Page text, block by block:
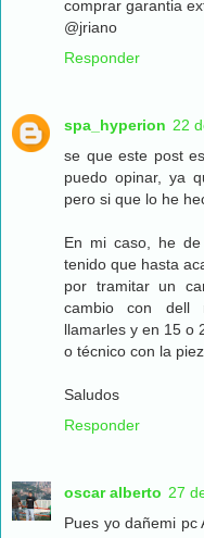
comprar garantia
@jriano
Responder
spa_hyperion 22
se que este post
puedo opinar, ya
pero si que lo he
En mi caso, he
tenido que hasta
por tramitar un
cambio con dell
llamarles y en 15 o
o técnico con la
Saludos
Responder
oscar alberto 27
Pues yo dañemi pc